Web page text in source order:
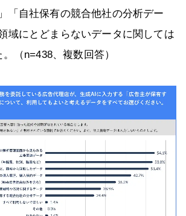
「自社保有の競合他社の分析デー
域にとどまらないデータに関しては
（n=438、複数回答）